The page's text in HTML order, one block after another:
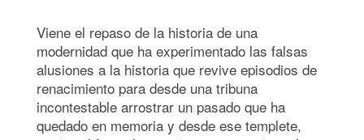
Viene el repaso de la historia de una
modernidad que ha experimentado las falsas
alusiones a la historia que revive episodios de
renacimiento para desde una tribuna
incontestable arrostrar un pasado que ha
quedado en memoria y desde ese templete,